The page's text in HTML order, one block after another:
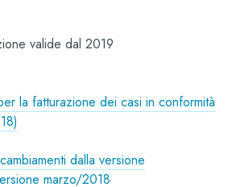
valide dal 2019
la fatturazione dei casi in conformità
dalla versione
marzo/2018